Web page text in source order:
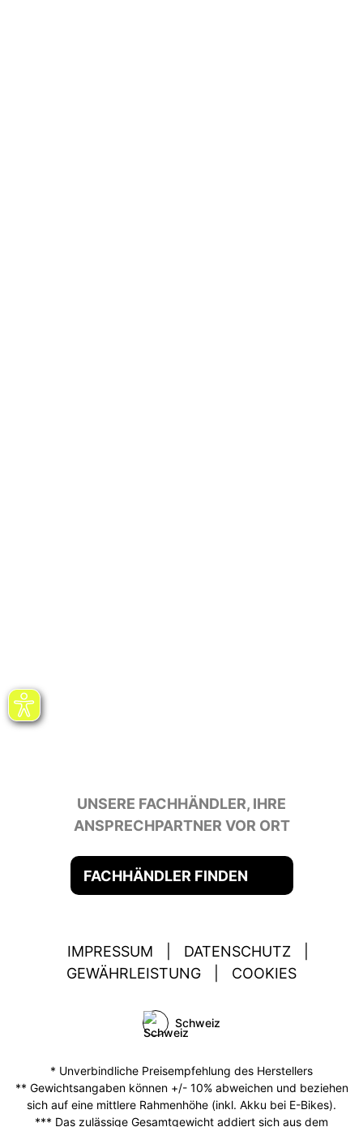
UNSERE FACHHÄNDLER, IHRE
ANSPRECHPARTNER VOR ORT
FACHHÄNDLER FINDEN
IMPRESSUM DATENSCHUTZ
GEWÄHRLEISTUNG
COOKIES
Schweiz
* Unverbindliche Preisempfehlung des Herstellers
** Gewichtsangaben können +/- 10% abweichen und beziehen
sich auf eine mittlere Rahmenhöhe (inkl. Akku bei E-Bikes).
*** Das zulässige Gesamtgewicht addiert sich aus dem